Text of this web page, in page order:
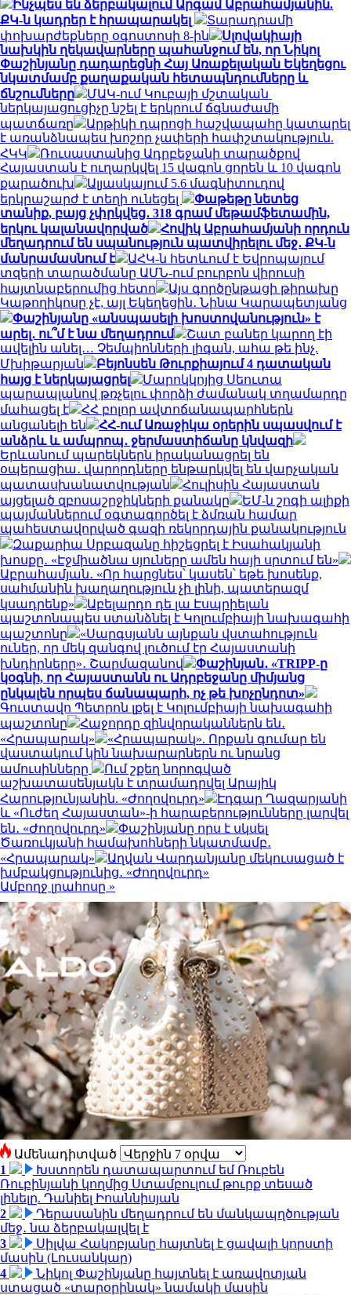
Ինչպես են ձերբակալում Արգամ Աբրահամյանին.
ՔԿ-ն կադրեր է հրապարակել
Տարադրամի
փոխարժեքները օգոստոսի 8-ին
Սլովակիայի
նախկին ղեկավարները պահանջում են, որ Նիկոլ
Փաշինյանը դադարեցնի Հայ Առաքելական Եկեղեցու
նկատմամբ քաղաքական հետապնդումները և
ճնշումները
ՄԱԿ-ում Կուբայի մշտական ​​
ներկայացուցիչը նշել է երկրում ճգնաժամի
պատճառը
Արթիկի դպրոցի հաշվապահը կատարել
է առանձնապես խոշոր չափերի հափշտակություն.
ՀԿԿ
Ռուսաստանից Ադրբեջանի տարածքով
Հայաստան է ուղարկվել 15 վագոն ցորեն և 10 վագոն
քարածուխ
Ալյասկայում 5.6 մագնիտուդով
երկրաշարժ է տեղի ունեցել
Փաթեթը նետեց
տանիք, բայց չփրկվեց․ 318 գրամ մեթամֆետամին,
երկու կալանավորված
Հովիկ Աբրահամյանի որդուն
մեղադրում են սպանություն պատվիրելու մեջ․ ՔԿ-ն
մանրամասնում է
ԱՀԿ-ն հետևում է Եվրոպայում
տզերի տարածմանը ԱՄՆ-ում բուրբոն վիրուսի
հայտնաբերումից հետո
Այս գործընթացի թիրախը
Կաթողիկոսը չէ, այլ Եկեղեցին․ Նինա Կարապետյանց
Փաշինյանը «անսպասելի խոստովանություն» է
արել․ ու՞մ է նա մեղադրում
Շատ բաներ կարող էի
ավելին անել… Չեմպիոնների լիգան, ահա թե ինչ.
Մխիթարյան
Բեյոնսեն Թուրքիայում 4 դատական
հայց է ներկայացրել
Մարոկկոյից Սեուտա
պարապլանով թռչելու փորձի ժամանակ տղամարդը
մահացել է
ՀՀ բոլոր ավտոճանապարհներն
անցանելի են
ՀՀ-ում Առաջիկա օրերին սպասվում է
անձրև և ամպրոպ․ ջերմաստիճանը կնվազի
Երևանում պարեկներն իրականացրել են
օպերացիա․ վարորդները ենթարկվել են վարչական
պատասխանատվության
Հուլիսին Հայաստան
այցելած զբոսաշրջիկների քանակը
ԵՄ-ն շոգի ալիքի
պայմաններում օգտագործել է ձմռան համար
պահեստավորված գազի ռեկորդային քանակություն
Զաքարիա Սրբազանը հիշեցրել է Իսահակյանի
խոսքը․ «Էջմիածնա սյուները ամեն հայի սրտում են»
Աբրահամյան․ «Որ հարցնես՝ կասեն՝ եթե խոսենք,
սահմանին խաղաղություն չի լինի, պատերազմ
կսադրենք»
Աբելարդո դե լա Էսպրիելան
պաշտոնապես ստանձնել է Կոլումբիայի նախագահի
պաշտոնը
«Սարգսյանն այնքան վստահություն
ուներ, որ մեկ զանգով լուծում էր Հայաստանի
խնդիրները»․ Շարմազանով
Փաշինյան․ «TRIPP-ը
կօգնի, որ Հայաստանն ու Ադրբեջանը միմյանց
ընկալեն որպես ճանապարհ, ոչ թե խոչընդոտ»
Գուստավո Պետրոն լքել է Կոլումբիայի նախագահի
պաշտոնը
Հաջորդը զինվորականներն են․
«Հրապարակ»
«Հրապարակ». Որքան գումար են
վաստակում կին նախարարներն ու նրանց
ամուսինները
Ում շքեղ նորոգված
աշխատասենյակն է տրամադրվել Արայիկ
Հարությունյանին. «Ժողովուրդ»
Էդգար Ղազարյանի
և «Ուժեղ Հայաստան»-ի հարաբերությունները լարվել
են․ «Ժողովուրդ»
Փաշինյանը որս է սկսել
Ծառուկյանի համախոհների նկատմամբ․
«Հրապարակ»
Աղվան Վարդանյանը մեկուսացած է
խմբակցությունից․ «Ժողովուրդ»
Ամբողջ լրահոսը »
Ամենադիտված
1
Խստորեն դատապարտում եմ Ռուբեն
Ռուբինյանի կողմից Ստամբուլում թուրք տեսած
լինելը. Դանիել Իոաննիսյան
2
Դերասանին մեղադրում են մանկապղծության
մեջ․ նա ձերբակալվել է
3
Սիլվա Հակոբյանը հայտնել է ցավալի կորստի
մասին (Լուսանկար)
4
Նիկոլ Փաշինյանը հայտնել է առավոտյան
ստացած «տարօրինակ» նամակի մասին